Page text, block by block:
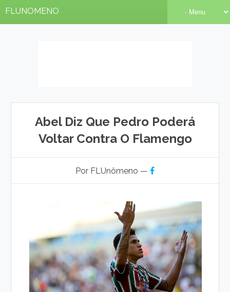
FLUNOMENO
Abel Diz Que Pedro Poderá
Voltar Contra O Flamengo
Por FLUnômeno —